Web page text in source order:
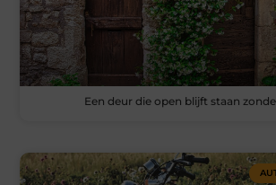
Een deur die open blijft staan